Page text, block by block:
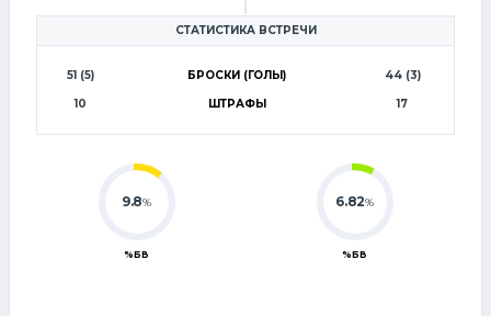
СТАТИСТИКА ВСТРЕЧИ
51 (5) БРОСКИ (ГОЛЫ)
44 (3)
10
ШТРАФЫ 17
9.8%
%БВ
6.82%
%БВ